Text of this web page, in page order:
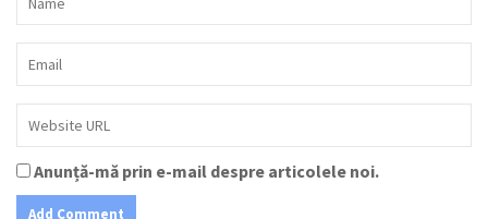
Anunță-mă prin e-mail despre articolele noi.